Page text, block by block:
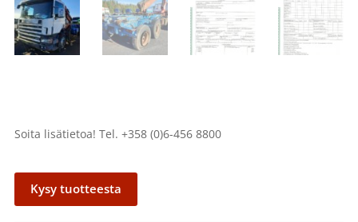
Soita lisätietoa! Tel. +358 (0)6-456 8800
Kysy tuotteesta